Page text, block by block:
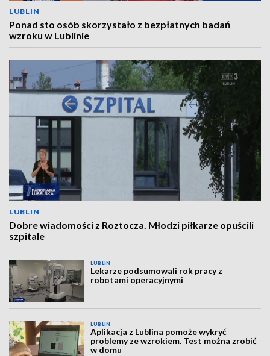
LUBLIN
Ponad sto osób skorzystało z bezpłatnych badań
wzroku w Lublinie
LUBLIN
Dobre wiadomości z Roztocza. Młodzi piłkarze opuścili
szpitale
LUBLIN
Lekarze podsumowali rok pracy z
robotami operacyjnymi
LUBLIN
Aplikacja z Lublina pomoże wykryć
problemy ze wzrokiem. Test można zrobić
w domu